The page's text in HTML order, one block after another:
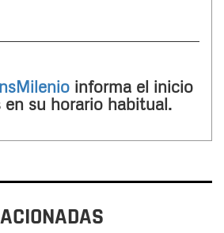
informa el inicio
en su horario habitual.